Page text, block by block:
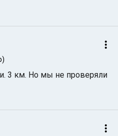
океан
3 км. Но мы не проверяли